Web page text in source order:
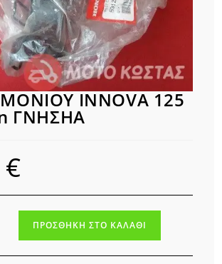
INNOVA 125
ΓΝΗΣΗΑ
€
ΠΡΟΣΘΉΚΗ ΣΤΟ ΚΑΛΆΘΙ